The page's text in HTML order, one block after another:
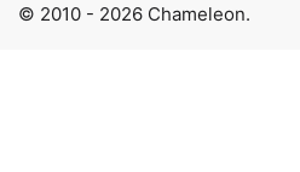
© 2010 - 2026 Chameleon.